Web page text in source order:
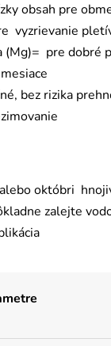
obsah pre
vyzrievanie
(Mg)= pre dobré
bez rizika
októbri
zalejte